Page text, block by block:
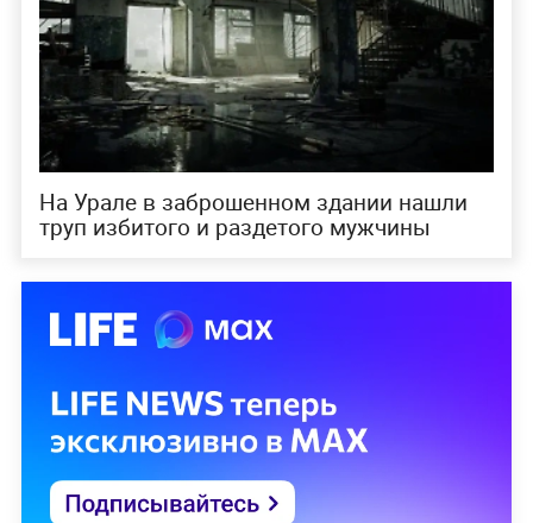
На Урале в заброшенном здании нашли
труп избитого и раздетого мужчины